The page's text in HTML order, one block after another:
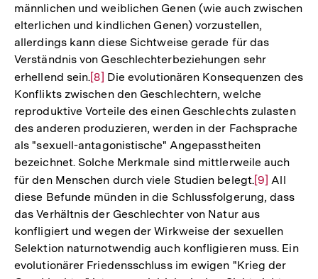
Fußnote
männlichen und weiblichen Genen (wie auch zwischen
elterlichen und kindlichen Genen) vorzustellen,
allerdings kann diese Sichtweise gerade für das
Verständnis von Geschlechterbeziehungen sehr
erhellend sein.Zur
Auflösung
der
Fußnote
[8] Die evolutionären Konsequenzen des
Konflikts zwischen den Geschlechtern, welche
reproduktive Vorteile des einen Geschlechts zulasten
des anderen produzieren, werden in der Fachsprache
als "sexuell-antagonistische" Angepasstheiten
bezeichnet. Solche Merkmale sind mittlerweile auch
für den Menschen durch viele Studien belegt.Zur
Auflösung
der
Fußnote
[9] All
diese Befunde münden in die Schlussfolgerung, dass
das Verhältnis der Geschlechter von Natur aus
konfligiert und wegen der Wirkweise der sexuellen
Selektion naturnotwendig auch konfligieren muss. Ein
evolutionärer Friedensschluss im ewigen "Krieg der